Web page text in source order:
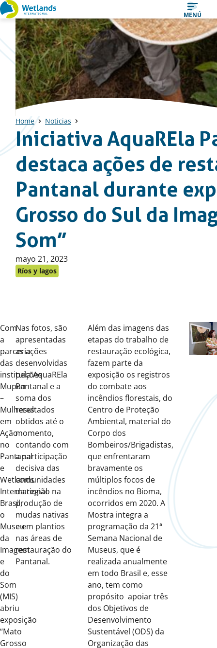
Ir
al
contenido
MENÚ
Home Noticias
Iniciativa AquaREla
destaca ações de
Pantanal durante
Grosso do Sul da
Som”
Publicado
en:
mayo 21, 2023
Ríos y lagos
Com
a
parceria
das
instituições
Mupan
–
Mulheres
em
Ação
no
Pantanal
e
Wetlands
International
Brasil,
o
Museu
da
Imagem
e
do
Som
(MIS)
abriu
exposição
“Mato
Grosso
Nas fotos, são
apresentadas
as ações
desenvolvidas
pela AquaREla
Pantanal e a
soma dos
resultados
obtidos até o
momento,
contando com
a participação
decisiva das
comunidades
da região na
produção de
mudas nativas
e em plantios
nas áreas de
restauração do
Pantanal.
Além das imagens das
etapas do trabalho de
restauração ecológica,
fazem parte da
exposição os registros
do combate aos
incêndios florestais, do
Centro de Proteção
Ambiental, material do
Corpo dos
Bombeiros/Brigadistas,
que enfrentaram
bravamente os
múltiplos focos de
incêndios no Bioma,
ocorridos em 2020. A
Mostra integra a
programação da 21ª
Semana Nacional de
Museus, que é
realizada anualmente
em todo Brasil e, esse
ano, tem como
propósito apoiar três
dos Objetivos de
Desenvolvimento
Sustentável (ODS) da
Organização das